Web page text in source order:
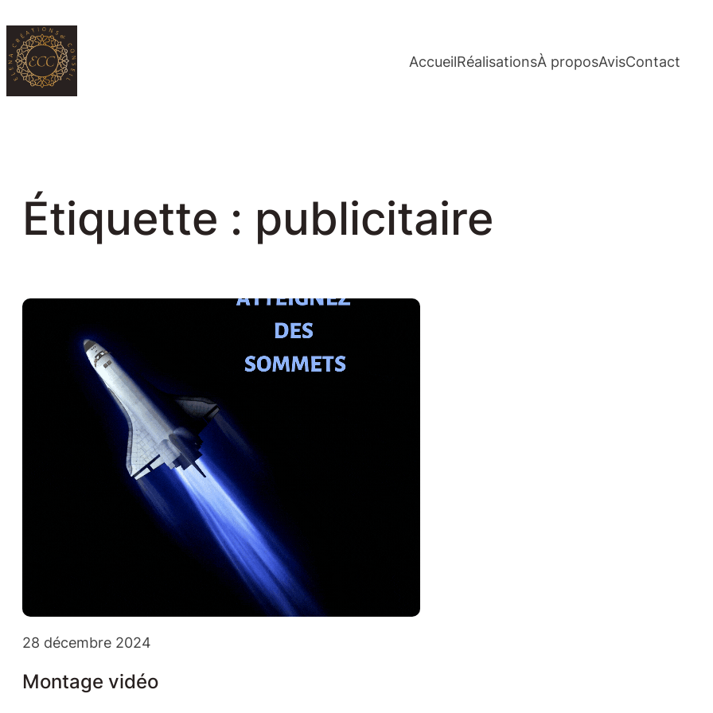
au
contenu
AccueilRéalisationsÀ proposAvisContact
Étiquette : publicitaire
28 décembre 2024
Montage vidéo